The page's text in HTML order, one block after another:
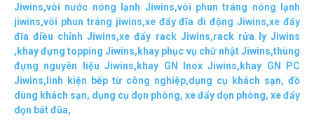
Jiwins,vòi nước nóng lạnh Jiwins,vòi phun tráng nóng lạnh
jiwins,vòi phun tráng jiwins,xe đẩy đĩa di động Jiwins,xe đẩy
đĩa điều chỉnh Jiwins,xe đẩy rack Jiwins,rack rửa ly Jiwins
, khay đựng topping Jiwins, khay phục vụ chữ nhật Jiwins,thùng
đựng nguyên liệu Jiwins, khay GN Inox Jiwins, khay GN PC
Jiwins, linh kiện bếp từ công nghiệp,dụng cụ khách sạn, đồ
dùng khách sạn, dụng cụ dọn phòng, xe đẩy dọn phòng, xe đẩy
dọn bát đũa,